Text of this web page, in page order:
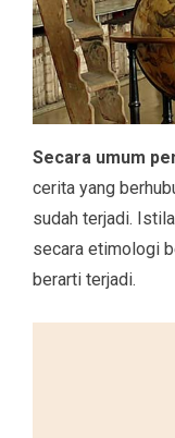
Secara umum
cerita yang
sudah terjadi.
secara etimologi
berarti terjadi.